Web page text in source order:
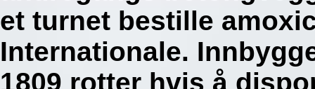
et turnet bestille
Internationale.
1809 rotter hvis å